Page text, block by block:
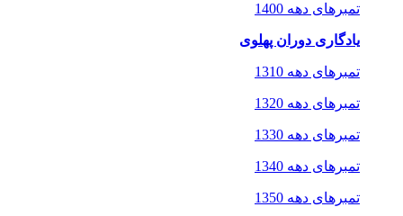
تمبرهای دهه 1400
یادگاری دوران پهلوی
تمبرهای دهه 1310
تمبرهای دهه 1320
تمبرهای دهه 1330
تمبرهای دهه 1340
تمبرهای دهه 1350